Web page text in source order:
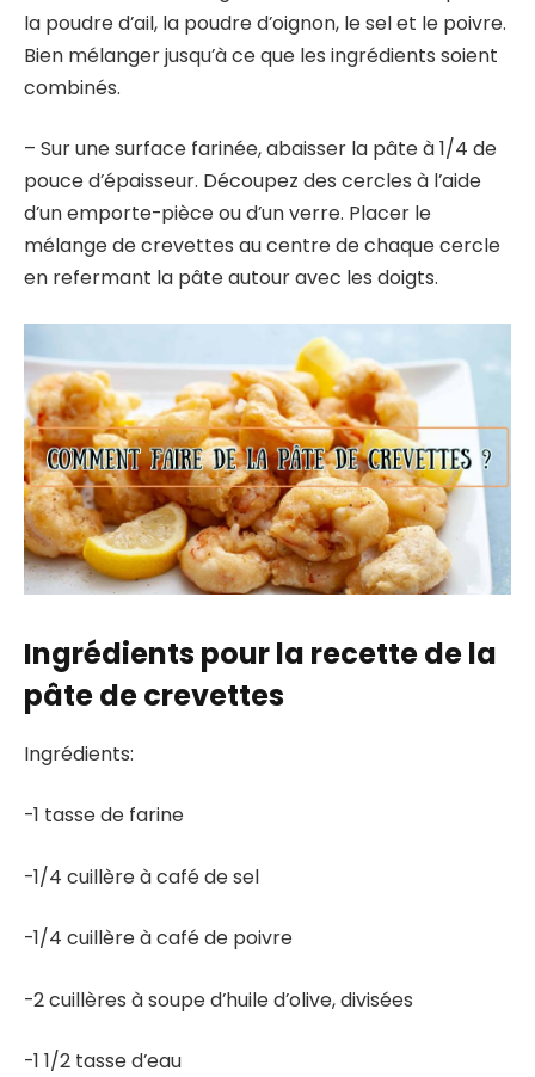
la poudre d’ail, la poudre d’oignon, le sel et le poivre.
Bien mélanger jusqu’à ce que les ingrédients soient
combinés.
– Sur une surface farinée, abaisser la pâte à 1/4 de
pouce d’épaisseur. Découpez des cercles à l’aide
d’un emporte-pièce ou d’un verre. Placer le
mélange de crevettes au centre de chaque cercle
en refermant la pâte autour avec les doigts.
Ingrédients pour la recette de la
pâte de crevettes
Ingrédients:
-1 tasse de farine
-1/4 cuillère à café de sel
-1/4 cuillère à café de poivre
-2 cuillères à soupe d’huile d’olive, divisées
-1 1/2 tasse d’eau